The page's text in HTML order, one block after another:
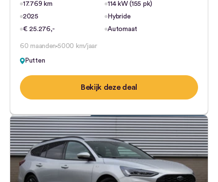
17.769 km
114 kW (155 pk)
2025
Hybride
€ 25.276,-
Automaat
60 maanden 5000 km/jaar
Putten
Bekijk deze deal